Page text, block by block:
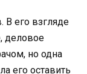
В его взгляде
деловое
но одна
его оставить